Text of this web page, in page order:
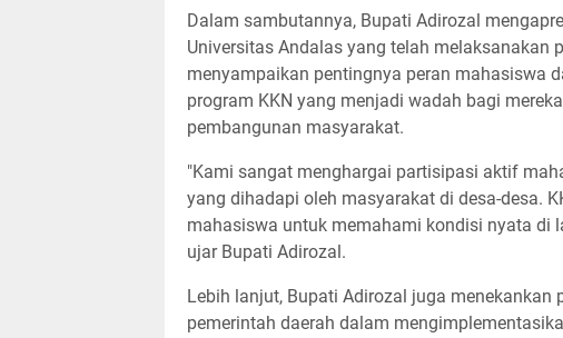
Dalam sambutannya, Bupati Adirozal
Universitas Andalas yang telah melaksanakan
menyampaikan pentingnya peran mahasiswa
program KKN yang menjadi wadah bagi
pembangunan masyarakat.
"Kami sangat menghargai partisipasi aktif
yang dihadapi oleh masyarakat di desa-desa.
mahasiswa untuk memahami kondisi nyata di
ujar Bupati Adirozal.
Lebih lanjut, Bupati Adirozal juga
pemerintah daerah dalam